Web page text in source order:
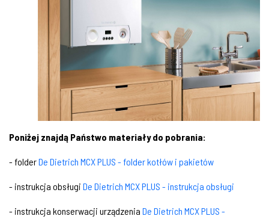
Poniżej znajdą Państwo materiały do pobrania:
- folderDe Dietrich MCX PLUS - folder kotłów i pakietów
- instrukcja obsługi De Dietrich MCX PLUS - instrukcja obsługi
- instrukcja konserwacji urządzenia De Dietrich MCX PLUS -